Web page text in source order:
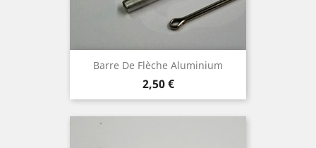
Barre De Flèche Aluminium
Prix
2,50 €